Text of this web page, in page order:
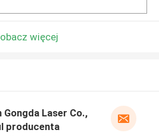
więcej
Gongda Laser Co.,
producenta